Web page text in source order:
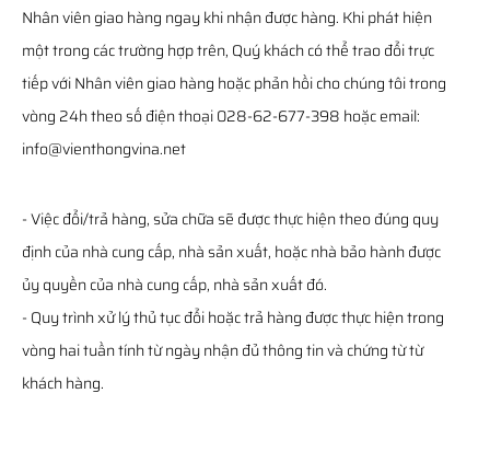
Nhân viên giao hàng ngay khi nhận được hàng. Khi phát hiện
một trong các trường hợp trên, Quý khách có thể trao đổi trực
tiếp với Nhân viên giao hàng hoặc phản hồi cho chúng tôi trong
vòng 24h theo số điện thoại 028-62-677-398 hoặc email:
info@vienthongvina.net
- Việc đổi/trả hàng, sửa chữa sẽ được thực hiện theo đúng quy
định của nhà cung cấp, nhà sản xuất, hoặc nhà bảo hành được
ủy quyền của nhà cung cấp, nhà sản xuất đó.
- Quy trình xử lý thủ tục đổi hoặc trả hàng được thực hiện trong
vòng hai tuần tính từ ngày nhận đủ thông tin và chứng từ từ
khách hàng.